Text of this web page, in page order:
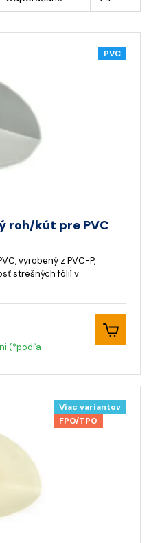
PVC
roh/kút pre PVC
vyrobený z PVC-P,
strešných fólií v
(*podľa
Viac variantov
FPO/TPO